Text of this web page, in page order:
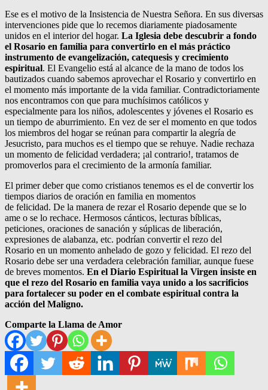
Ese es el motivo de la Insistencia de Nuestra Señora. En sus diversas
intervenciones pide que lo recemos diariamente piadosamente
unidos en el interior del hogar. La Iglesia debe descubrir a fondo
el Rosario en familia para convertirlo en el más práctico
instrumento de evangelización, catequesis y crecimiento
espiritual. El Evangelio está al alcance de la mano de todos los
bautizados cuando sabemos aprovechar el Rosario y convertirlo en
el momento más importante de la vida familiar. Contradictoriamente
nos encontramos con que para muchísimos católicos y
especialmente para los niños, adolescentes y jóvenes el Rosario es
un tiempo de aburrimiento. En vez de ser el momento en que todos
los miembros del hogar se reúnan para compartir la alegría de
Jesucristo, para muchos es el tiempo que se rehuye. Nadie rechaza
un momento de felicidad verdadera; ¡al contrario!, tratamos de
promoverlos para el crecimiento de la armonía familiar.
El primer deber que como cristianos tenemos es el de convertir los
tiempos diarios de oración en familia en momentos
de felicidad. De la manera de rezar el Rosario depende que se lo
ame o se lo rechace. Hermosos cánticos, lecturas bíblicas,
peticiones, oraciones de sanación y súplicas de liberación,
expresiones de alabanza, etc. podrían convertir el rezo del
Rosario en un momento anhelado de gozo y felicidad. El rezo del
Rosario debe ser una verdadera celebración familiar, aunque fuese
de breves momentos. En el Diario Espiritual la Virgen insiste en
que el rezo del Rosario en familia vaya unido a los sacrificios
para fortalecer su poder en el combate espiritual contra la
acción del Maligno.
Comparte la Llama de Amor